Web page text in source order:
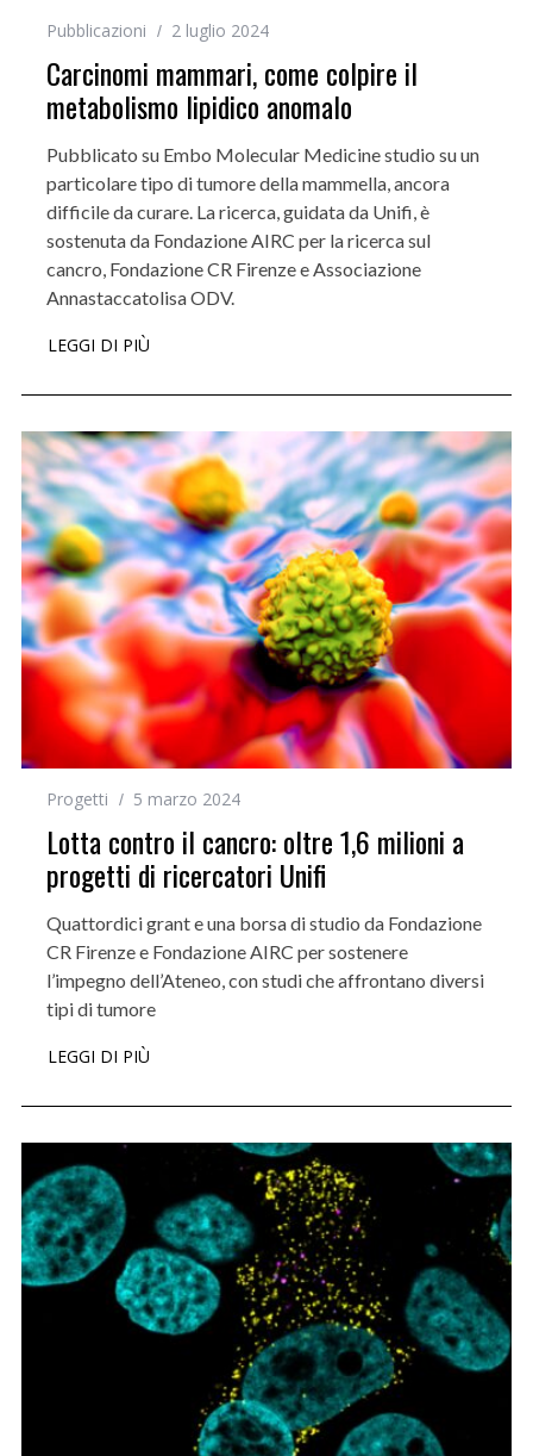
Pubblicazioni 2 luglio 2024
Carcinomi mammari, come colpire il
metabolismo lipidico anomalo
Pubblicato su Embo Molecular Medicine studio su un
particolare tipo di tumore della mammella, ancora
difficile da curare. La ricerca, guidata da Unifi, è
sostenuta da Fondazione AIRC per la ricerca sul
cancro, Fondazione CR Firenze e Associazione
Annastaccatolisa ODV.
LEGGI DI PIÙ
Progetti 5 marzo 2024
Lotta contro il cancro: oltre 1,6 milioni a
progetti di ricercatori Unifi
Quattordici grant e una borsa di studio da Fondazione
CR Firenze e Fondazione AIRC per sostenere
l’impegno dell’Ateneo, con studi che affrontano diversi
tipi di tumore
LEGGI DI PIÙ